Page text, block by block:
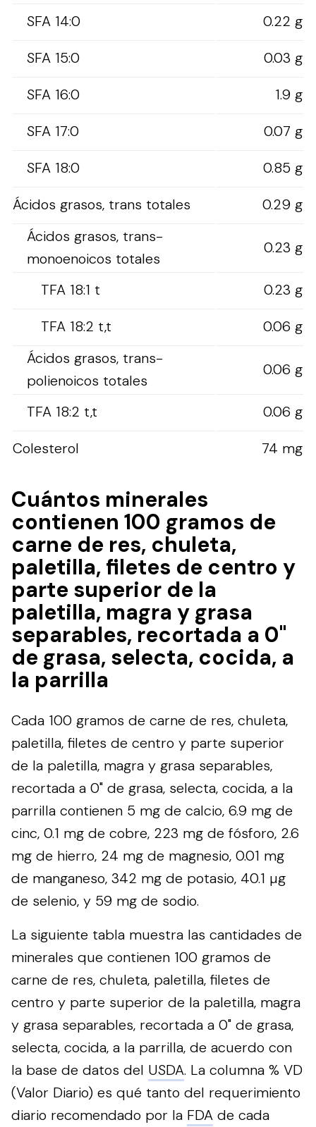
SFA 14:0
0.22 g
SFA 15:0
0.03 g
SFA 16:0
1.9 g
SFA 17:0
0.07 g
SFA 18:0
0.85 g
Ácidos grasos, trans totales
0.29 g
Ácidos grasos, trans-
monoenoicos totales
0.23 g
TFA 18:1 t
0.23 g
TFA 18:2 t,t
0.06 g
Ácidos grasos, trans-
polienoicos totales
0.06 g
TFA 18:2 t,t
0.06 g
Colesterol
74 mg
Cuántos minerales
contienen 100 gramos de
carne de res, chuleta,
paletilla, filetes de centro y
parte superior de la
paletilla, magra y grasa
separables, recortada a 0"
de grasa, selecta, cocida, a
la parrilla
Cada 100 gramos de carne de res, chuleta,
paletilla, filetes de centro y parte superior
de la paletilla, magra y grasa separables,
recortada a 0" de grasa, selecta, cocida, a la
parrilla contienen 5 mg de calcio, 6.9 mg de
cinc, 0.1 mg de cobre, 223 mg de fósforo, 2.6
mg de hierro, 24 mg de magnesio, 0.01 mg
de manganeso, 342 mg de potasio, 40.1 µg
de selenio, y 59 mg de sodio.
La siguiente tabla muestra las cantidades de
minerales que contienen 100 gramos de
carne de res, chuleta, paletilla, filetes de
centro y parte superior de la paletilla, magra
y grasa separables, recortada a 0" de grasa,
selecta, cocida, a la parrilla, de acuerdo con
la base de datos del USDA. La columna % VD
(Valor Diario) es qué tanto del requerimiento
diario recomendado por la FDA de cada